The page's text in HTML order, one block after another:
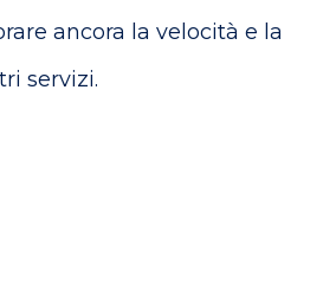
ancora la velocità e la
servizi.